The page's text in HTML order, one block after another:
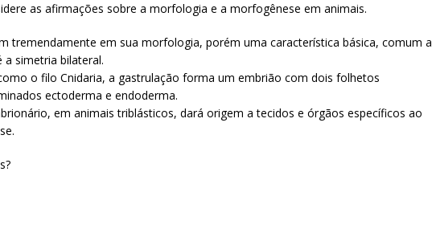
as afirmações sobre a morfologia e a morfogênese em animais.
tremendamente em sua morfologia, porém uma característica básica, comum a
a simetria bilateral.
o filo Cnidaria, a gastrulação forma um embrião com dois folhetos
ectoderma e endoderma.
em animais triblásticos, dará origem a tecidos e órgãos específicos ao